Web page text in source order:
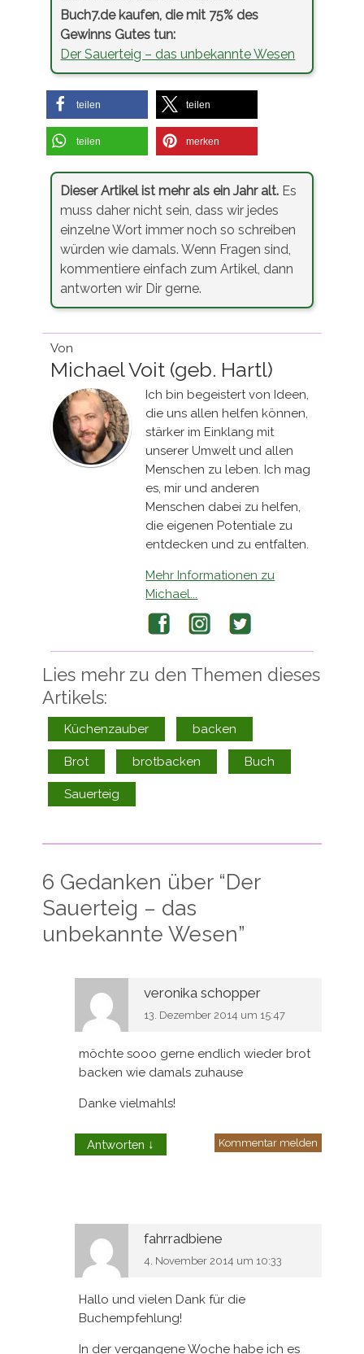
Buch7.de kaufen, die mit 75% des
Gewinns Gutes tun:
Der Sauerteig – das unbekannte Wesen
teilen teilen
teilen merken
Dieser Artikel ist mehr als ein Jahr alt. Es
muss daher nicht sein, dass wir jedes
einzelne Wort immer noch so schreiben
würden wie damals. Wenn Fragen sind,
kommentiere einfach zum Artikel, dann
antworten wir Dir gerne.
Von
Michael Voit (geb. Hartl)
Ich bin begeistert von Ideen,
die uns allen helfen können,
stärker im Einklang mit
unserer Umwelt und allen
Menschen zu leben. Ich mag
es, mir und anderen
Menschen dabei zu helfen,
die eigenen Potentiale zu
entdecken und zu entfalten.
Mehr Informationen zu
Michael...
Facebook Instagram
Lies mehr zu den Themen dieses
Artikels:
Küchenzauber backen
Brot brotbacken Buch
Sauerteig
6 Gedanken über “Der
Sauerteig – das
unbekannte Wesen”
veronika schopper
13. Dezember 2014 um 15:47
möchte sooo gerne endlich wieder brot
backen wie damals zuhause
Danke vielmahls!
Antworten ↓ Kommentar melden
fahrradbiene
4. November 2014 um 10:33
Hallo und vielen Dank für die
Buchempfehlung!
In der vergangene Woche habe ich es